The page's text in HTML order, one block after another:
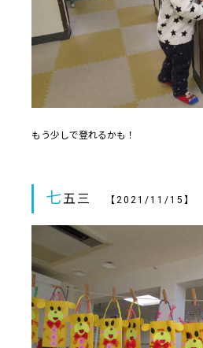
もう少しで登れるかも！
七五三 【2021/11/15】